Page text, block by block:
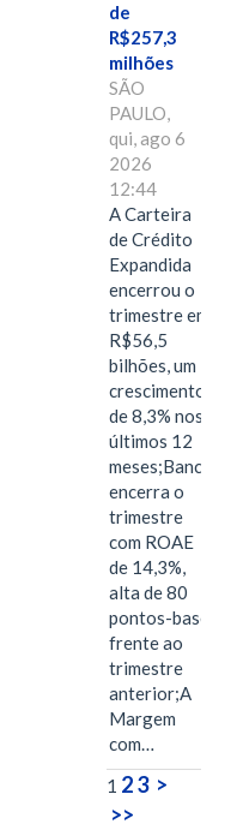
de
R$257,3
milhões
SÃO
PAULO,
qui, ago 6
2026
12:44
A Carteira
de Crédito
Expandida
encerrou o
trimestre em
R$56,5
bilhões, um
crescimento
de 8,3% nos
últimos 12
meses;Banco
encerra o
trimestre
com ROAE
de 14,3%,
alta de 80
pontos-base
frente ao
trimestre
anterior;A
Margem
com…
1 23 >
>>